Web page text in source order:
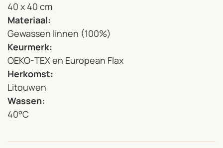
40 x 40 cm
Materiaal
Gewassen linnen (100%)
Keurmerk
OEKO-TEX en European Flax
Herkomst
Litouwen
Wassen
40°C